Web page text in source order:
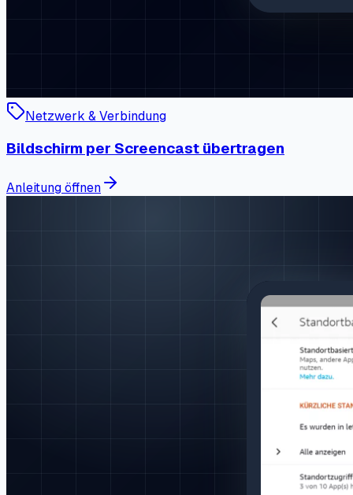
Netzwerk & Verbindung
Bildschirm per Screencast übertragen
Anleitung öffnen